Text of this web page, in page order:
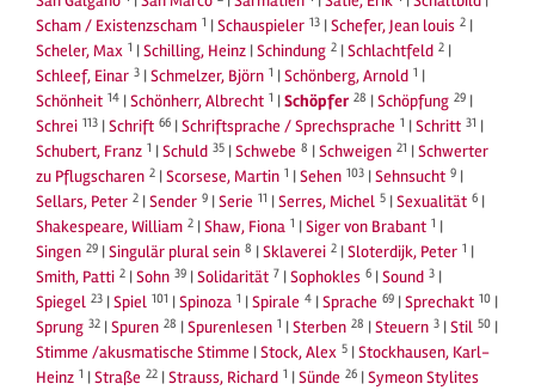
Scham / Existenzscham 1 |Schauspieler 13 |Schefer, Jean louis 2 |
Scheler, Max 1 |Schilling, Heinz |Schindung 2 |Schlachtfeld 2 |
Schleef, Einar 3 |Schmelzer, Björn 1 |Schönberg, Arnold 1 |
Schönheit 14 |Schönherr, Albrecht 1 |Schöpfer 28 |Schöpfung 29 |
Schrei 113 |Schrift 66 |Schriftsprache / Sprechsprache 1 |Schritt 31 |
Schubert, Franz 1 |Schuld 35 |Schwebe 8 |Schweigen 21 |Schwerter
zu Pflugscharen 2 |Scorsese, Martin 1 |Sehen 103 |Sehnsucht 9 |
Sellars, Peter 2 |Sender 9 |Serie 11 |Serres, Michel 5 |Sexualität 6 |
Shakespeare, William 2 |Shaw, Fiona 1 |Siger von Brabant 1 |
Singen 29 |Singulär plural sein 8 |Sklaverei 2 |Sloterdijk, Peter 1 |
Smith, Patti 2 |Sohn 39 |Solidarität 7 |Sophokles 6 |Sound 3 |
Spiegel 23 |Spiel 101 |Spinoza 1 |Spirale 4 |Sprache 69 |Sprechakt 10 |
Sprung 32 |Spuren 28 |Spurenlesen 1 |Sterben 28 |Steuern 3 |Stil 50 |
Stimme /akusmatische Stimme |Stock, Alex 5 |Stockhausen, Karl-
Heinz 1 |Straße 22 |Strauss, Richard 1 |Sünde 26 |Symeon Stylites